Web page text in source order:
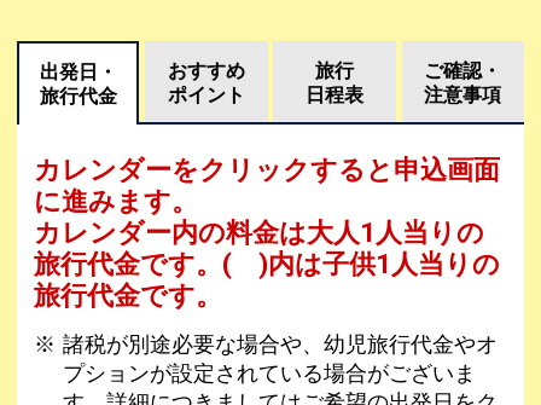
出発日・
旅行代金
おすすめ
ポイント
旅行
日程表
ご確認・
注意事項
カレンダーをクリックすると申込画面
に進みます。
カレンダー内の料金は大人1人当りの
旅行代金です。 ( )内は子供1人当りの
旅行代金です。
諸税が別途必要な場合や、幼児旅行代金やオ
プションが設定されている場合がございま